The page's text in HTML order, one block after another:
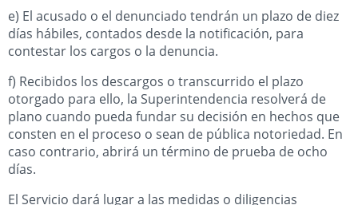
e) El acusado o el denunciado tendrán un plazo de diez
días hábiles, contados desde la notificación, para
contestar los cargos o la denuncia.
f) Recibidos los descargos o transcurrido el plazo
otorgado para ello, la Superintendencia resolverá de
plano cuando pueda fundar su decisión en hechos que
consten en el proceso o sean de pública notoriedad. En
caso contrario, abrirá un término de prueba de ocho
días.
El Servicio dará lugar a las medidas o diligencias